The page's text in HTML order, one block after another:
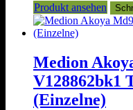
Produkt ansehen
Medion
V128862bk1
(Einzelne)